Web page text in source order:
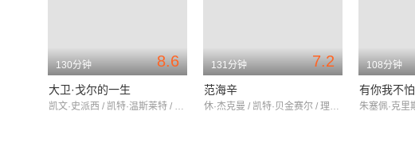
8.6
130分钟
大卫·戈尔的一生
凯文·史派西 / 凯特·温斯莱特 / 劳拉·琳妮
7.2
131分钟
范海辛
休·杰克曼 / 凯特·贝金赛尔 / 理查德·劳斯伯格
108分钟
有你我不怕